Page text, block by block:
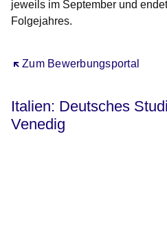
jeweils im September und
Folgejahres.
Zum Bewerbungsportal
Öffnet sich in einem neuen
Italien: Deutsches
Venedig